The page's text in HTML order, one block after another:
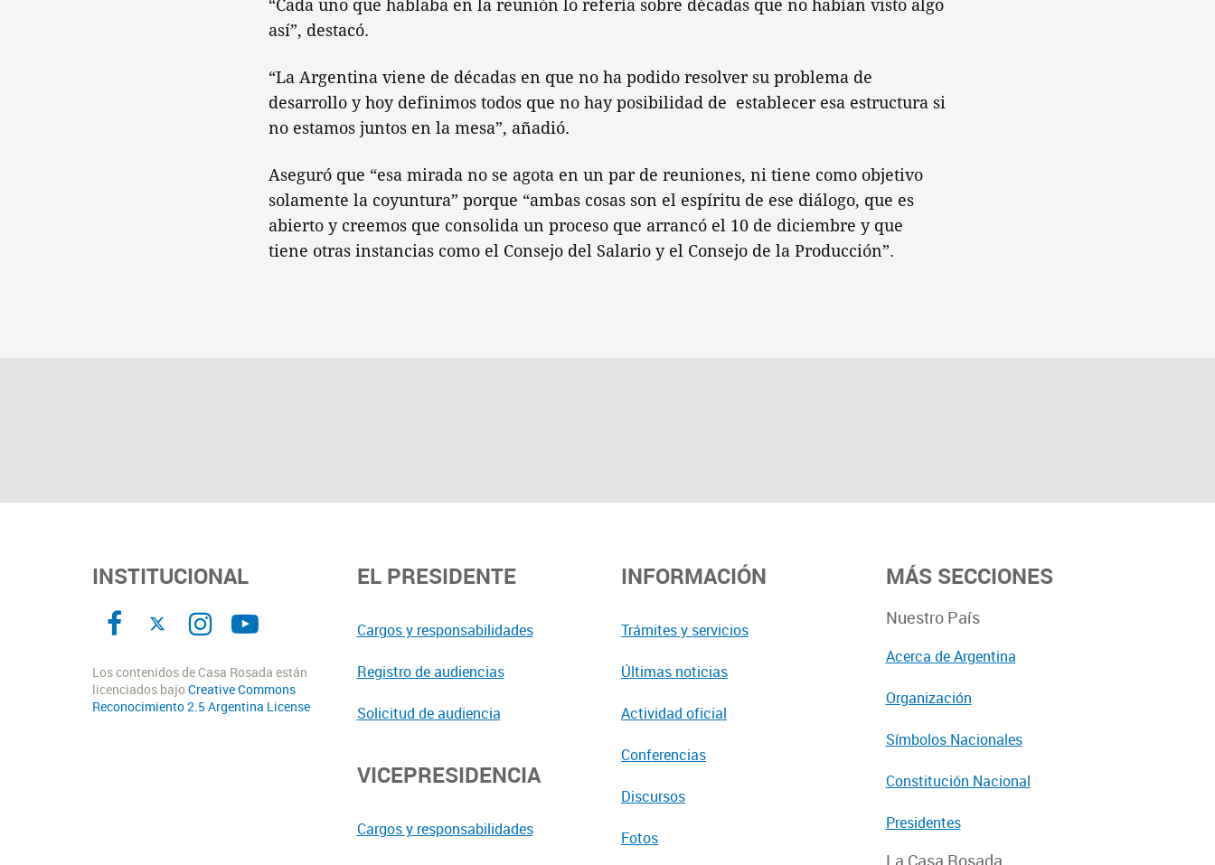
“Cada uno que hablaba en la reunión lo refería sobre décadas que no habían visto algo
así”, destacó.
“La Argentina viene de décadas en que no ha podido resolver su problema de
desarrollo y hoy definimos todos que no hay posibilidad de establecer esa estructura si
no estamos juntos en la mesa”, añadió.
Aseguró que “esa mirada no se agota en un par de reuniones, ni tiene como objetivo
solamente la coyuntura” porque “ambas cosas son el espíritu de ese diálogo, que es
abierto y creemos que consolida un proceso que arrancó el 10 de diciembre y que
tiene otras instancias como el Consejo del Salario y el Consejo de la Producción”.
INSTITUCIONAL
Los contenidos de Casa Rosada están
licenciados bajoCreative Commons
Reconocimiento 2.5 Argentina License
EL PRESIDENTE
Cargos y responsabilidades
Registro de audiencias
Solicitud de audiencia
VICEPRESIDENCIA
Cargos y responsabilidades
INFORMACIÓN
Trámites y servicios
Últimas noticias
Actividad oficial
Conferencias
Discursos
Fotos
MÁS SECCIONES
Nuestro País
Acerca de Argentina
Organización
Símbolos Nacionales
Constitución Nacional
Presidentes
La Casa Rosada